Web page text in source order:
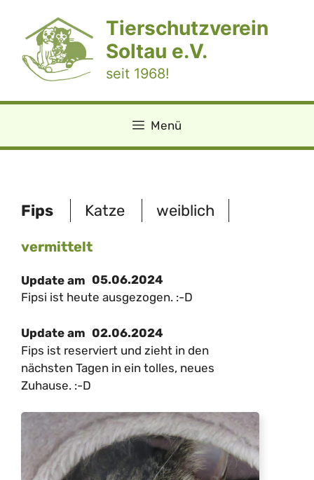
springen
Tierschutzverein
Soltau e.V.
seit 1968!
Menü
Fips Katze weiblich
vermittelt
Update am 05.06.2024
Fipsi ist heute ausgezogen. :-D
Update am 02.06.2024
Fips ist reserviert und zieht in den
nächsten Tagen in ein tolles, neues
Zuhause. :-D